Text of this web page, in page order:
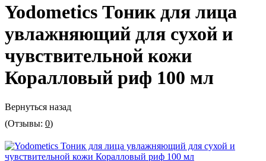
Yodometics Тоник для лица
увлажняющий для сухой и
чувствительной кожи
Коралловый риф 100 мл
Вернуться назад
(Отзывы: 0)